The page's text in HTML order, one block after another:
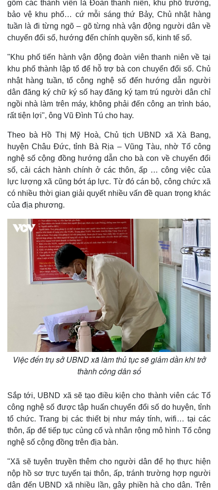
Pháp luật
Vụ án
Tin nóng
Tư vấn luật
Quân sự - Quốc phòng
Phân tích
gồm các thành viên là Đoàn thanh niên, khu phố trưởng,
bảo vệ khu phố… cứ mỗi sáng thứ Bảy, Chủ nhật hàng
tuần là đi từng ngõ – gõ từng nhà vận động người dân về
chuyển đổi số, hướng đến chính quyền số, kinh tế số.
"Khu phố tiến hành vận động đoàn viên thanh niên về tại
khu phố thành lập tổ để hỗ trợ bà con chuyển đổi số. Chủ
nhật hàng tuần, tổ công nghệ số đến hướng dẫn người
dân đăng ký chữ ký số hay đăng ký tạm trú người dân chỉ
ngồi nhà làm trên máy, không phải đến công an trình báo,
rất tiện lợi", ông Vũ Đình Tú cho hay.
Theo bà Hồ Thị Mỹ Hoà, Chủ tịch UBND xã Xà Bang,
huyện Châu Đức, tỉnh Bà Rịa – Vũng Tàu, nhờ Tổ công
nghệ số cộng đồng hướng dẫn cho bà con về chuyển đổi
số, cải cách hành chính ở các thôn, ấp … công việc của
lực lượng xã cũng bớt áp lực. Từ đó cán bộ, công chức xã
có nhiều thời gian giải quyết nhiều vấn đề quan trọng khác
của địa phương.
Việc đến trụ sở UBND xã làm thủ tục sẽ giảm dần khi trở
thành công dân số
Sắp tới, UBND xã sẽ tạo điều kiện cho thành viên các Tổ
công nghệ số được tập huấn chuyển đổi số do huyện, tỉnh
tổ chức. Trang bị các thiết bị như máy tính, wifi… tại các
thôn, ấp để tiếp tục củng cố và nhân rộng mô hình Tổ công
nghệ số cộng đồng trên địa bàn.
"Xã sẽ tuyên truyền thêm cho người dân để họ thực hiện
nộp hồ sơ trực tuyến tại thôn, ấp, tránh trường hợp người
dân đến UBND xã nhiều lần, gây phiền hà cho dân. Trên